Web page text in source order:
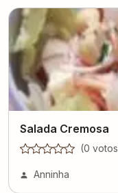
Salada Cremosa
(0 votos
Anninha